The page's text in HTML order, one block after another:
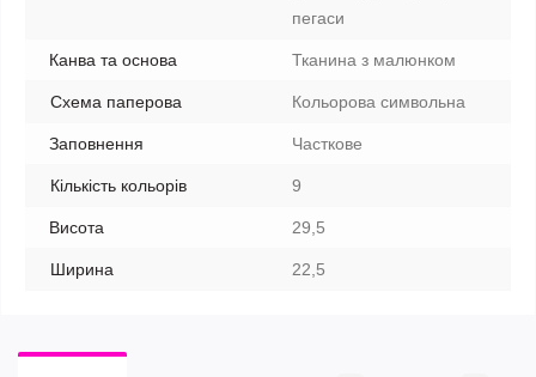
пегаси
Канва та основа Тканина з малюнком
Схема паперова Кольорова символьна
Заповнення Часткове
Кількість кольорів 9
Висота 29,5
Ширина 22,5